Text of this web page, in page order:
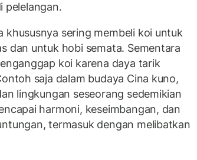
pelelangan.
khususnya sering membeli koi untuk
dan untuk hobi semata. Sementara
koi karena daya tarik
saja dalam budaya Cina kuno,
lingkungan seseorang sedemikian
harmoni, keseimbangan, dan
termasuk dengan melibatkan